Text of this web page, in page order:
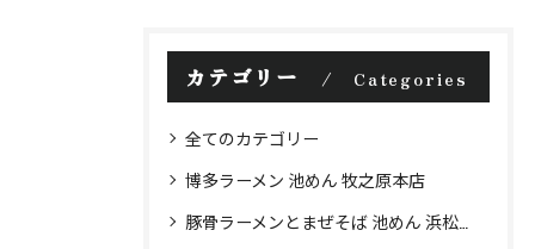
カテゴリー Categories
全てのカテゴリー
博多ラーメン 池めん 牧之原本店
豚骨ラーメンとまぜそば 池めん 浜松店